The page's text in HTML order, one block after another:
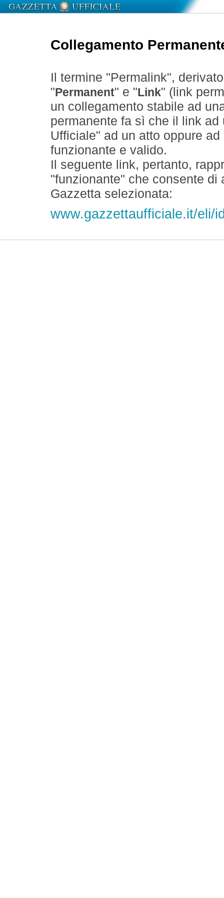
Collegamento
Il termine "Permalink",
" Permanent" e " Link" (link
un collegamento stabile ad
permanente fa sì che il link
Ufficiale" ad un atto oppure
funzionante e valido.
Il seguente link, pertanto,
"funzionante" che consente
Gazzetta selezionata:
www.gazzettaufficiale.it/eli/